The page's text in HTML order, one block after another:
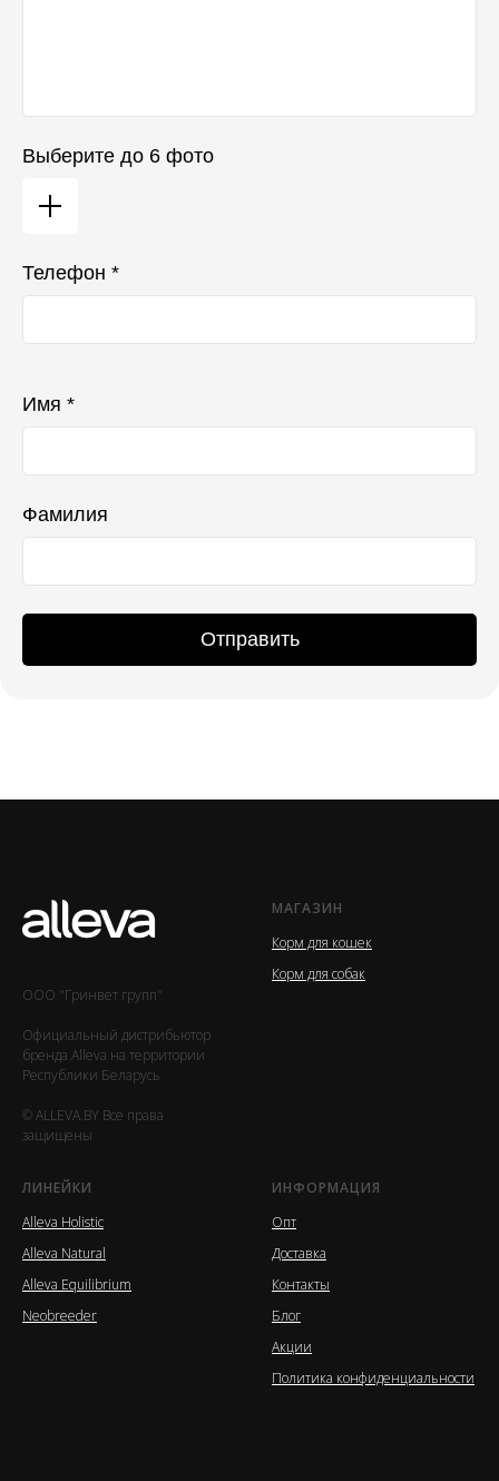
Выберите до 6 фото
Телефон *
Имя *
Фамилия
Отправить
ООО "Гринвет групп"
Официальный дистрибьютор
бренда Alleva на территории
Республики Беларусь
© ALLEVA.BY Все права
защищены
МАГАЗИН
Корм для кошек
Корм для собак
ЛИНЕЙКИ
Alleva Holistic
Alleva Natural
Alleva Equilibrium
Neobreeder
ИНФОРМАЦИЯ
Опт
Доставка
Контакты
Блог
Акции
Политика конфиденциальности